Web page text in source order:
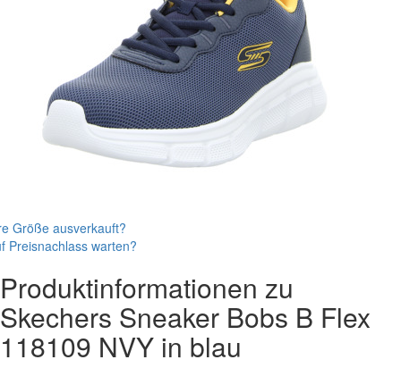
Größe ausverkauft?
Preisnachlass warten?
Produktinformationen zu
Skechers Sneaker Bobs B Flex
118109 NVY in blau